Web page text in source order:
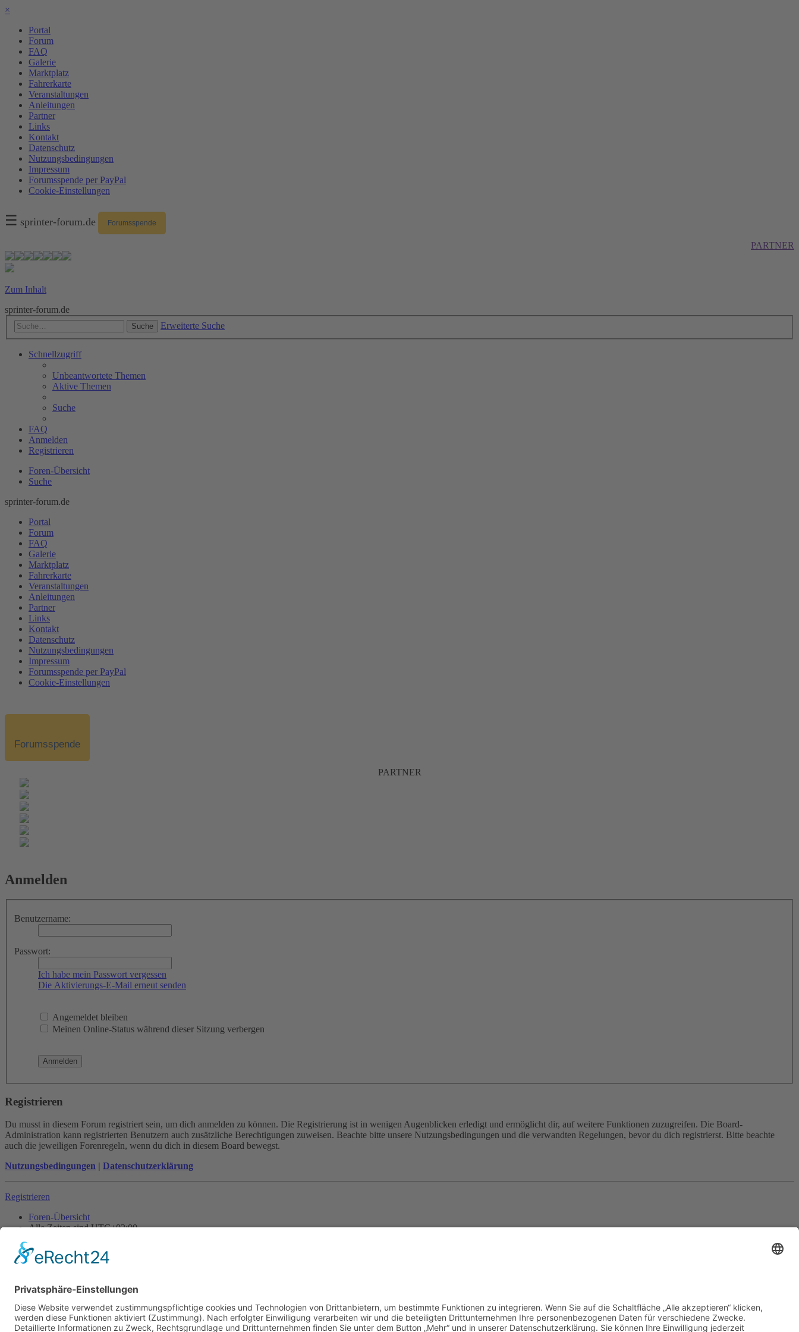
×
Portal
Forum
FAQ
Galerie
Marktplatz
Fahrerkarte
Veranstaltungen
Anleitungen
Partner
Links
Kontakt
Datenschutz
Nutzungsbedingungen
Impressum
Forumsspende per PayPal
Cookie-Einstellungen
☰ sprinter-forum.de Forumsspende
PARTNER
Zum Inhalt
sprinter-forum.de
Suche Erweiterte Suche
Schnellzugriff
Unbeantwortete Themen
Aktive Themen
Suche
FAQ
Anmelden
Registrieren
Foren-Übersicht
Suche
sprinter-forum.de
Portal
Forum
FAQ
Galerie
Marktplatz
Fahrerkarte
Veranstaltungen
Anleitungen
Partner
Links
Kontakt
Datenschutz
Nutzungsbedingungen
Impressum
Forumsspende per PayPal
Cookie-Einstellungen
Forumsspende
PARTNER
Anmelden
Benutzername:
Passwort:
Ich habe mein Passwort vergessen
Die Aktivierungs-E-Mail erneut senden
Angemeldet bleiben
Meinen Online-Status während dieser Sitzung verbergen
Registrieren
Du musst in diesem Forum registriert sein, um dich anmelden zu können. Die Registrierung ist in wenigen Augenblicken erledigt und ermöglicht dir, auf weitere Funktionen zuzugreifen. Die Board-
Administration kann registrierten Benutzern auch zusätzliche Berechtigungen zuweisen. Beachte bitte unsere Nutzungsbedingungen und die verwandten Regelungen, bevor du dich registrierst. Bitte beachte
auch die jeweiligen Forenregeln, wenn du dich in diesem Board bewegst.
Nutzungsbedingungen | Datenschutzerklärung
Registrieren
Foren-Übersicht
Alle Zeiten sindUTC+02:00
Powered byphpBB® Forum Software © phpBB Limited
Datenschutz |Nutzungsbedingungen